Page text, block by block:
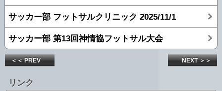
サッカー部 フットサルクリニック 2025/11/1
サッカー部 第13回神情協フットサル大会
＜＜ PREV NEXT ＞＞
リンク